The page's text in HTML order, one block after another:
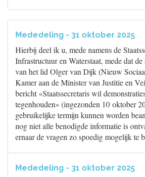
Mededeling - 31 oktober 2025
Hierbij deel ik u, mede namens de
Infrastructuur en Waterstaat, mede dat
van het lid Olger van Dijk (Nieuw
Kamer aan de Minister van Justitie en
bericht «Staatssecretaris wil
tegenhouden» (ingezonden 10 oktober
gebruikelijke termijn kunnen worden
nog niet alle benodigde informatie is
ernaar de vragen zo spoedig mogelijk te
Mededeling - 31 oktober 2025